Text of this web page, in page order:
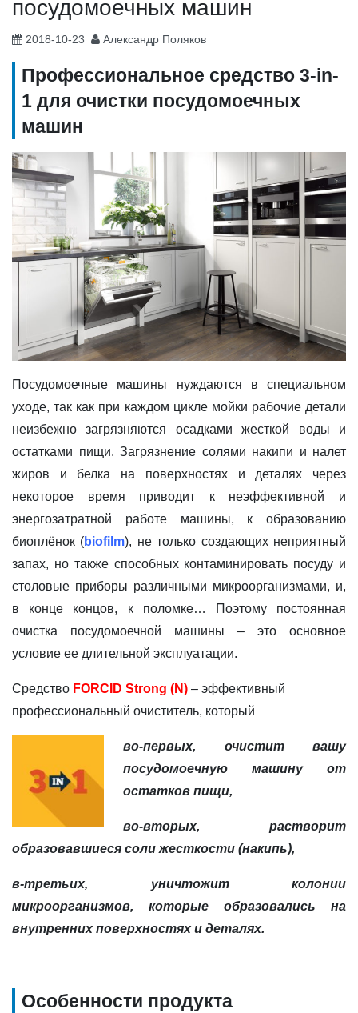
посудомоечных машин
2018-10-23 Александр Поляков
Профессиональное средство 3-in-
1 для очистки посудомоечных
машин
Посудомоечные машины нуждаются в специальном
уходе, так как при каждом цикле мойки рабочие детали
неизбежно загрязняются осадками жесткой воды и
остатками пищи. Загрязнение солями накипи и налет
жиров и белка на поверхностях и деталях через
некоторое время приводит к неэффективной и
энергозатратной работе машины, к образованию
биоплёнок (biofilm), не только создающих неприятный
запах, но также способных контаминировать посуду и
столовые приборы различными микроорганизмами, и,
в конце концов, к поломке… Поэтому постоянная
очистка посудомоечной машины – это основное
условие ее длительной эксплуатации.
Средство FORCID Strong (N) – эффективный
профессиональный очиститель, который
во-первых, очистит вашу
посудомоечную машину от
остатков пищи,
во-вторых, растворит
образовавшиеся соли жесткости (накипь),
в-третьих, уничтожит колонии
микроорганизмов, которые образовались на
внутренних поверхностях и деталях.
Особенности продукта